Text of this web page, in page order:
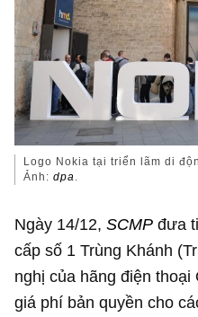
Logo Nokia tại triển lãm di
Ảnh:dpa.
Ngày 14/12,SCMP đưa
cấp số 1 Trùng Khánh
nghị của hãng điện
giá phí bản quyền cho